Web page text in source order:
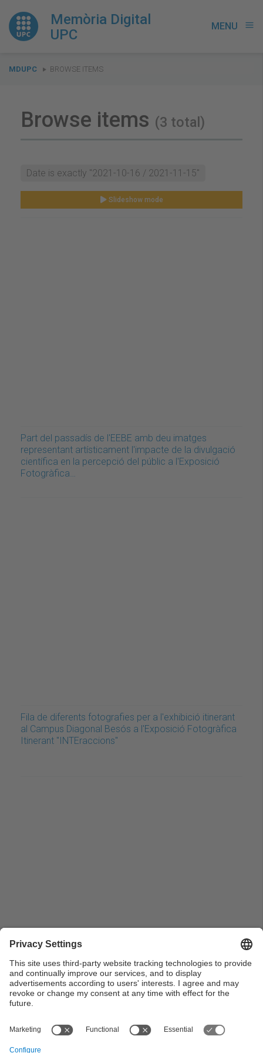
Memòria Digital
UPC
MENU menu
You
MDUPC BROWSE ITEMS
Browse items (3 total)
Date is exactly "2021-10-16 / 2021-11-15"
Slideshow mode
Part del passadís de l'EEBE amb deu imatges
representant artísticament l'impacte de la divulgació
científica en la percepció del públic a l'Exposició
Fotogràfica…
Fila de diferents fotografies per a l'exhibició itinerant
al Campus Diagonal Besós a l'Exposició Fotogràfica
Itinerant "INTEraccions"
Grup de persones penjant diferents fotografies a un
passadís de l'Escola d'Enginyeria de Barcelona Est
"INTEraccions"